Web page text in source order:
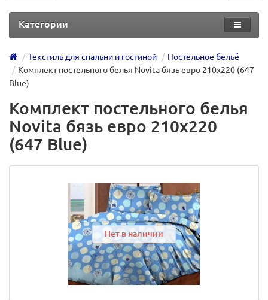
Категории
Текстиль для спальни и гостиной
Постельное бельё
Комплект постельного белья Novita бязь евро 210х220 (647
Blue)
Комплект постельного белья
Novita бязь евро 210х220
(647 Blue)
Нет в наличии